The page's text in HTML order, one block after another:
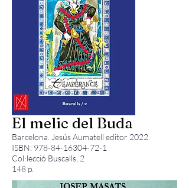
El melic del Buda
Barcelona. Jesús Aumatell editor 2022
ISBN: 978-84-16304-72-1
Col·lecció Buscalls, 2
148 p.